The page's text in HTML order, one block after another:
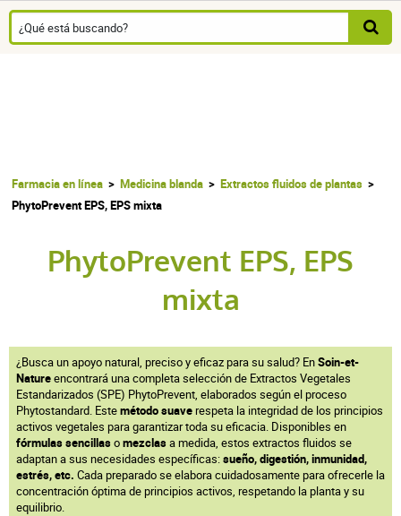
Farmacia en línea Medicina blanda
Extractos fluidos de plantas
PhytoPrevent EPS, EPS mixta
PhytoPrevent EPS, EPS
mixta
¿Busca un apoyo natural, preciso y eficaz para su salud? EnSoin-et-
Natureencontrará una completa selección de Extractos Vegetales
Estandarizados (SPE) PhytoPrevent, elaborados según el proceso
Phytostandard. Estemétodo suaverespeta la integridad de los principios
activos vegetales para garantizar toda su eficacia. Disponibles en
fórmulas sencillasomezclasa medida, estos extractos fluidos se
adaptan a sus necesidades específicas:sueño, digestión, inmunidad,
estrés, etc. Cada preparado se elabora cuidadosamente para ofrecerle la
concentración óptima de principios activos, respetando la planta y su
equilibrio.